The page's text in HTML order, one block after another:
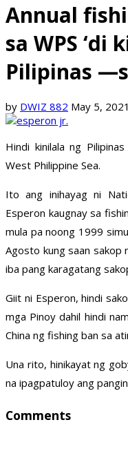
Annual
sa WPS ‘di
Pilipinas
by DWIZ 882 May 5, 2021
Hindi kinilala ng
West Philippine Sea.
Ito ang inihayag ni
Esperon kaugnay sa
mula pa noong 1999
Agosto kung saan sakop
iba pang karagatang
Giit ni Esperon, hindi
mga Pinoy dahil hindi
China ng fishing ban sa
Una rito, hinikayat ng
na ipagpatuloy ang
Comments